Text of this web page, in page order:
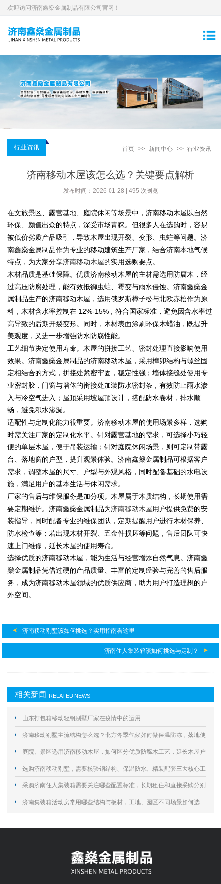
欢迎访问济南鑫燊金属制品有限公司官网！
行业资讯 首页 >> 新闻中心 >> 行业资讯
济南移动木屋该怎么选？关键要点解析
发布时间：2026-01-28 | 495 次浏览
在文旅景区、露营基地、庭院休闲等场景中，济南移动木屋以自然
环保、颜值出众的特点，深受市场青睐。但很多人在选购时，容易
被低价劣质产品吸引，导致木屋出现开裂、变形、虫蛀等问题。济
南鑫燊金属制品作为专业的移动建筑生产厂家，结合济南本地气候
特点，为大家分享济南移动木屋的实用选购要点。
木材品质是基础保障。优质济南移动木屋的主材需选用防腐木，经
过高压防腐处理，能有效抵御虫蛀、霉变与雨水侵蚀。济南鑫燊金
属制品生产的济南移动木屋，选用俄罗斯樟子松与北欧赤松作为原
料，木材含水率控制在 12%-15%，符合国家标准，避免因含水率过
高导致的后期开裂变形。同时，木材表面涂刷环保木蜡油，既提升
美观度，又进一步增强防水防腐性能。
工艺细节决定使用寿命。木屋的拼接工艺、密封处理直接影响使用
效果。济南鑫燊金属制品的济南移动木屋，采用榫卯结构与螺丝固
定相结合的方式，拼接处紧密牢固，稳定性强；墙体接缝处使用专
业密封胶，门窗与墙体的衔接处加装防水密封条，有效防止雨水渗
入与冷空气进入；屋顶采用坡屋顶设计，搭配防水卷材，排水顺
畅，避免积水渗漏。
适配性与定制化能力很重要。济南移动木屋的使用场景多样，选购
时需关注厂家的定制化水平。针对露营基地的需求，可选择小巧轻
便的单层木屋，便于吊装运输；针对庭院休闲场景，则可定制带露
台、落地窗的户型，提升观景体验。济南鑫燊金属制品可根据客户
需求，调整木屋的尺寸、户型与外观风格，同时配备基础的水电设
施，满足用户的基本生活与休闲需求。
厂家的售后与维保服务是加分项。木屋属于木质结构，长期使用需
要定期维护。济南鑫燊金属制品为济南移动木屋用户提供免费的安
装指导，同时配备专业的维保团队，定期提醒用户进行木材保养、
防水检查等；若出现木材开裂、五金件损坏等问题，售后团队可快
速上门维修，延长木屋的使用寿命。
选择优质的济南移动木屋，能为生活与经营增添自然气息。济南鑫
燊金属制品凭借过硬的产品质量、丰富的定制经验与完善的售后服
务，成为济南移动木屋领域的优质供应商，助力用户打造理想的户
外空间。
济南移动别墅该如何挑选？实用指南看这里
济南住人集装箱该如何挑选与定制？
相关新闻 RELATED NEWS
山东打包箱移动轻钢别墅厂家在疫情中的运用
济南移动别墅主流结构怎么选？北方冬季气候如何做保温防冻，落地使
用要规避哪些合规与施工风险？
庭院、景区选用济南移动木屋，如何区分优质防腐木工艺，延长木屋户
外使用寿命？
选购济南移动别墅，需要核验钢结构、保温防水、精装配套三大核心工
艺规避居住隐患？
采购济南住人集装箱需要关注哪些配置标准，长期租住和直接采购分别
怎么选择？
济南集装箱活动房常用哪些结构与板材，工地、园区不同场景如何选